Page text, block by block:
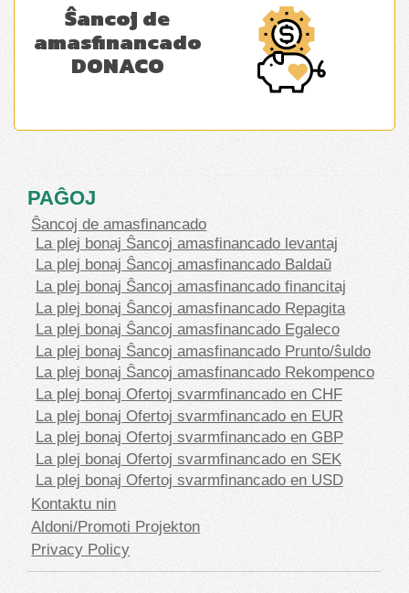
Ŝancoj de
amasfinancado
DONACO
PAĜOJ
Ŝancoj de amasfinancado
La plej bonaj Ŝancoj amasfinancado levantaj
La plej bonaj Ŝancoj amasfinancado Baldaŭ
La plej bonaj Ŝancoj amasfinancado financitaj
La plej bonaj Ŝancoj amasfinancado Repagita
La plej bonaj Ŝancoj amasfinancado Egaleco
La plej bonaj Ŝancoj amasfinancado Prunto/ŝuldo
La plej bonaj Ŝancoj amasfinancado Rekompenco
La plej bonaj Ofertoj svarmfinancado en CHF
La plej bonaj Ofertoj svarmfinancado en EUR
La plej bonaj Ofertoj svarmfinancado en GBP
La plej bonaj Ofertoj svarmfinancado en SEK
La plej bonaj Ofertoj svarmfinancado en USD
Kontaktu nin
Aldoni/Promoti Projekton
Privacy Policy